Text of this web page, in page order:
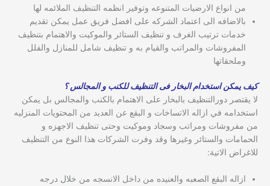
من انواع الارضيات المتنوعه وتوفير انظمه التنظيف الملائمه لها
بالاضافه الى اعتماد الشركه على افضل فريق عمل يمكن تقديم
خدمات ترتيب الغرف و تنظيف الستائر والموكيت والاهتمام بتنظيف
المفروشات والمراتب والقيام به و تنظيف شامل للمنازل والفلل
وملحقاتها
كيف يمكن استخدام البخار فى التنظيف للكنب و المجالس ؟
لا يقتصر دورالتنظيف بالبخار على الاهتمام بالكنب والمجالس بل يمكن
استخدامه في ازاله الاتساخات و البقع عن العديد من المحتويات المنزليه
من مفروشات ومراتب وسجاد وموكيت وحتى تنظيف الاجهزه و
الحمامات والستائر وغيرها وقد وفرت الشركات هذا النوع من التنظيف
للاغراض الاتية:
ازاله البقع الصعبه والعنيده من داخل الانسجه من خلال درجه